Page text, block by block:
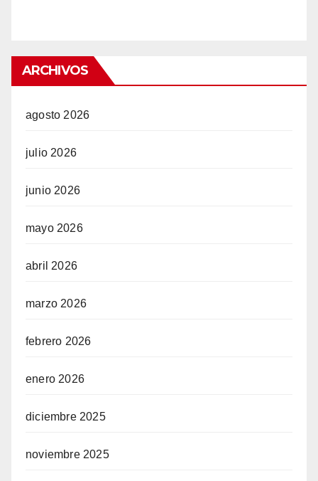
ARCHIVOS
agosto 2026
julio 2026
junio 2026
mayo 2026
abril 2026
marzo 2026
febrero 2026
enero 2026
diciembre 2025
noviembre 2025